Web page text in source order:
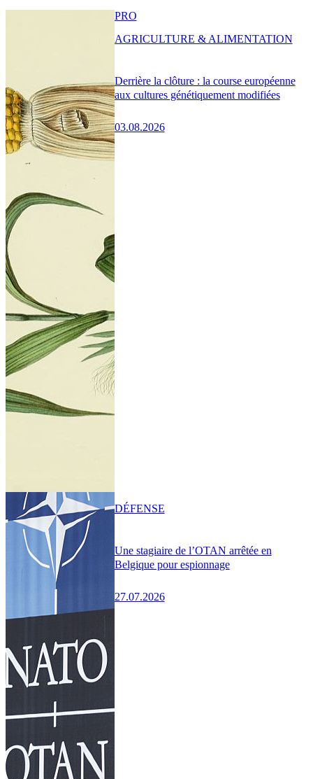
Derrière la clôture : la course européenne
aux cultures génétiquement modifiées
03.08.2026
PRO
AGRICULTURE & ALIMENTATION
Une stagiaire de l’OTAN arrêtée en
Belgique pour espionnage
27.07.2026
DÉFENSE